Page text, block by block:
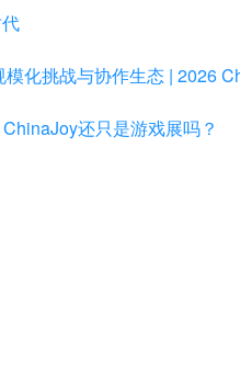
化挑战与协作生态 | 2026
还只是游戏展吗？